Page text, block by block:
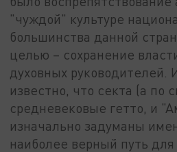
"чуждой" культуре
большинства данной
целью – сохранение
духовных руководителей.
известно, что секта (а по
средневековые гетто, и
изначально задуманы
наиболее верный путь для